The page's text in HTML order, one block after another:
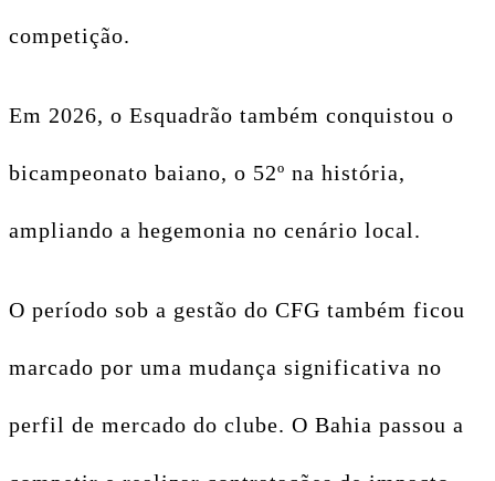
competição.
Em 2026, o Esquadrão também conquistou o
bicampeonato baiano, o 52º na história,
ampliando a hegemonia no cenário local.
O período sob a gestão do CFG também ficou
marcado por uma mudança significativa no
perfil de mercado do clube. O Bahia passou a